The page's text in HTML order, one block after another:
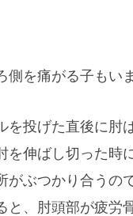
側を痛がる子もい
を投げた直後に肘
を伸ばし切った時
がぶつかり合うの
と、肘頭部が疲労